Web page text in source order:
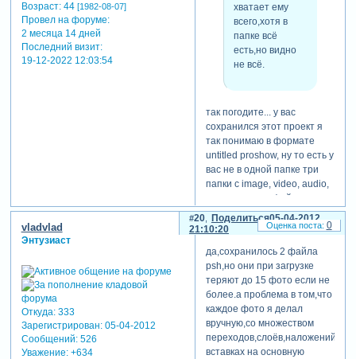
Возраст:44 [1982-08-07]
Провел на форуме:
2 месяца 14 дней
Последний визит:
19-12-2022 12:03:54
хватает ему
всего,хотя в
папке всё
есть,но видно
не всё.
так погодите... у вас
сохранился этот проект я
так понимаю в формате
untitled proshow, ну то есть у
вас не в одной папке три
папки с image, video, audio,
а просто один файли со
значком прошоу?? и при
открытии он у вам пишет,
потеряны? в таком случае
вы можете их в ручную
найти в папках которые
перенесли или вдруг
удалили... и таким образом
попытаться восстановить
работу...
Поделиться
20
05-04-2012
21:10:20
vladvlad
Энтузиаст
Откуда:333
Зарегистрирован: 05-04-2012
Сообщений:526
Уважение: +634
да,сохранилось 2 файла
psh,но они при загрузке
теряют до 15 фото если не
более.а проблема в том,что
каждое фото я делал
вручную,со множеством
вставках на основную
0